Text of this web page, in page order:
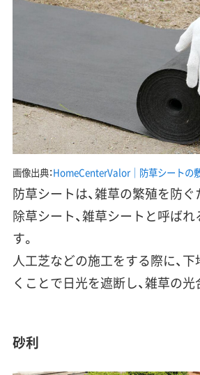
画像出典：HomeCenterValor｜防草シートの
防草シートは、雑草の繁殖を防ぐ
除草シート、雑草シートと呼ば
す。
人工芝などの施工をする際に、
くことで日光を遮断し、雑草の光
砂利